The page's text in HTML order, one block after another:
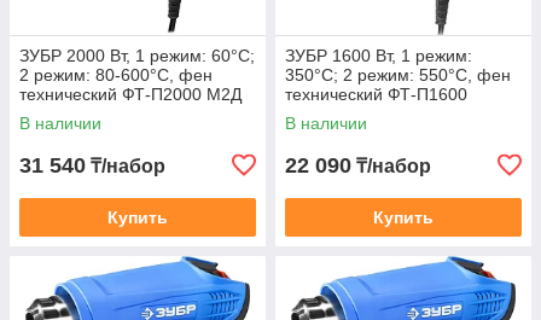
ЗУБР 2000 Вт, 1 режим: 60°С;
2 режим: 80-600°С, фен
технический ФТ-П2000 М2Д
Профессионал
В наличии
31 540 ₸/набор
Купить
ЗУБР 1600 Вт, 1 режим:
350°С; 2 режим: 550°С, фен
технический ФТ-П1600
Профессионал
В наличии
22 090 ₸/набор
Купить